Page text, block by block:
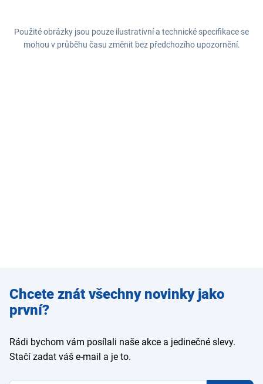
Použité obrázky jsou pouze ilustrativní a technické specifikace se
mohou v průběhu času změnit bez předchozího upozornění.
Zadejte
e-mail
Chcete znát všechny novinky jako
první?
Rádi bychom vám posílali naše akce a jedinečné slevy.
Stačí zadat váš e-mail a je to.